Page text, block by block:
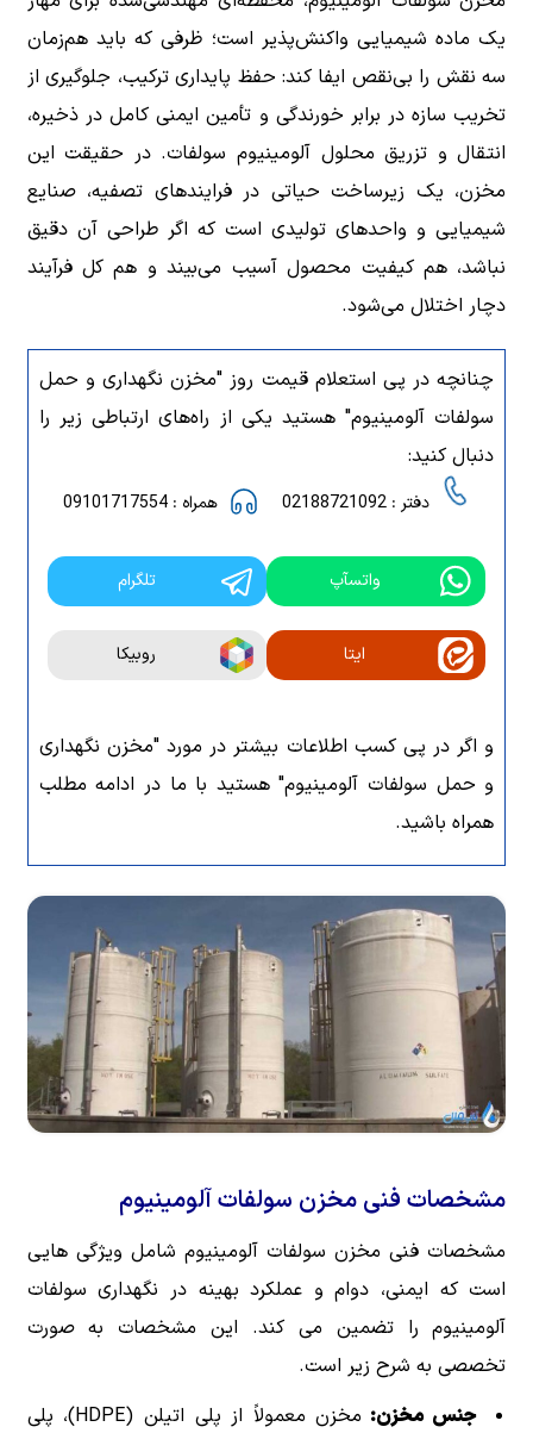
یک ماده شیمیایی واکنش‌پذیر است؛ ظرفی که باید هم‌زمان
سه نقش را بی‌نقص ایفا کند: حفظ پایداری ترکیب، جلوگیری از
تخریب سازه در برابر خورندگی و تأمین ایمنی کامل در ذخیره،
انتقال و تزریق محلول آلومینیوم سولفات. در حقیقت این
مخزن، یک زیرساخت حیاتی در فرایندهای تصفیه، صنایع
شیمیایی و واحدهای تولیدی است که اگر طراحی آن دقیق
نباشد، هم کیفیت محصول آسیب می‌بیند و هم کل فرآیند
دچار اختلال می‌شود.
چنانچه در پی استعلام قیمت روز "مخزن نگهداری و حمل
سولفات آلومینیوم" هستید یکی از راه‌های ارتباطی زیر را
دنبال کنید:
دفتر : 02188721092 همراه : 09101717554
واتسآپ تلگرام
ایتا روبیکا
و اگر در پی کسب اطلاعات بیشتر در مورد "مخزن نگهداری
و حمل سولفات آلومینیوم" هستید با ما در ادامه مطلب
همراه باشید.
مشخصات فنی مخزن سولفات آلومینیوم
مشخصات فنی مخزن سولفات آلومینیوم شامل ویژگی هایی
است که ایمنی، دوام و عملکرد بهینه در نگهداری سولفات
آلومینیوم را تضمین می کند. این مشخصات به صورت
تخصصی به شرح زیر است.
جنس مخزن:
مخزن معمولاً از پلی اتیلن (HDPE)، پلی